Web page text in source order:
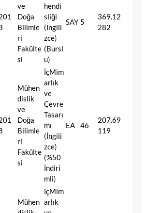
ve
Doğa
Bilimle
ri
Fakülte
si
hendi
sliği
(İngili
zce)
(Bursl
u)
SAY 5
369.12
282
Mühen
dislik
ve
Doğa
Bilimle
ri
Fakülte
si
İçMim
arlık
ve
Çevre
Tasarı
mı
(İngili
zce)
(%50
İndiri
mli)
EA 46
207.69
119
Mühen
İçMim
arlık